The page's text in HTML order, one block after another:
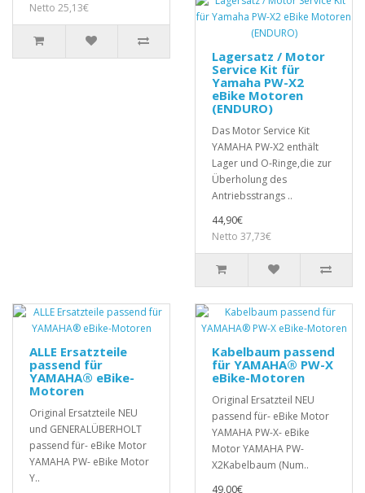
Netto 25,13€
Lagersatz / Motor
Service Kit für
Yamaha PW-X2
eBike Motoren
(ENDURO)
Das Motor Service Kit
YAMAHA PW-X2 enthält
Lager und O-Ringe,die zur
Überholung des
Antriebsstrangs ..
44,90€
Netto 37,73€
ALLE Ersatzteile
passend für
YAMAHA® eBike-
Motoren
Original Ersatzteile NEU
und GENERALÜBERHOLT
passend für- eBike Motor
YAMAHA PW- eBike Motor
Y..
Kabelbaum passend
für YAMAHA® PW-X
eBike-Motoren
Original Ersatzteil NEU
passend für- eBike Motor
YAMAHA PW-X- eBike
Motor YAMAHA PW-
X2Kabelbaum (Num..
49,00€